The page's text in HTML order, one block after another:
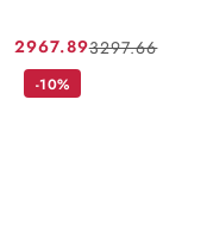
Cena
promocyjna:
2967.89
Cena
przed
3297.66
-10%